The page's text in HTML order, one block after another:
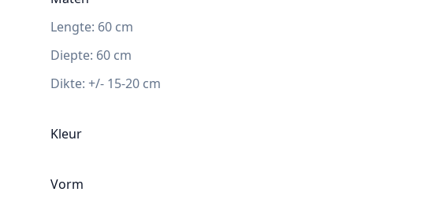
Lengte: 60 cm
Diepte: 60 cm
Dikte: +/- 15-20 cm
Kleur
Vorm